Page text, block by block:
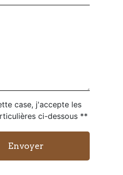
case, j'accepte les
ci-dessous **
Envoyer